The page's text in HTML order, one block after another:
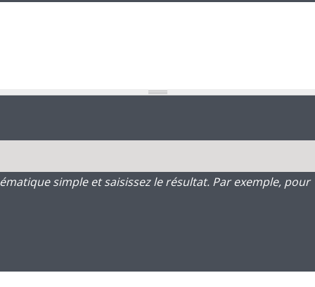
simple et saisissez le résultat. Par exemple, pour